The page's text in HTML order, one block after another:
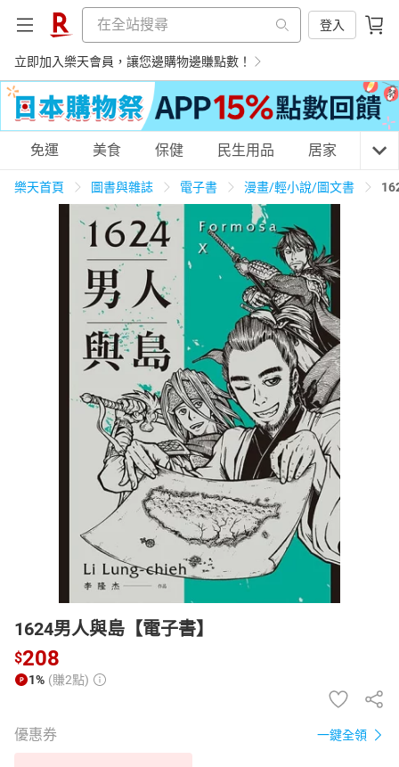
登入
立即加入樂天會員，讓您邊購物邊賺點數！
購物網分類
美食蛋糕 養生保健
居家生活 3C家電 運動休閒 親子玩具
男裝 化妝保養 情趣用品
電子/紙本書
HOT
免運 美食 保健 民生用品 居家 3C
樂天首頁 圖書與雜誌 電子書 漫畫/輕小說/圖文書
1624男人與島【電子書】
$208
1% (賺2點)
優惠券 一鍵全領